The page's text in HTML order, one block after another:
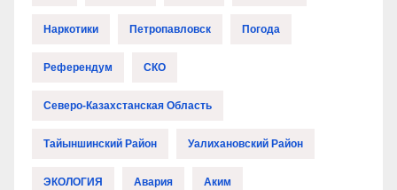
Наркотики Петропавловск Погода
Референдум СКО
Северо-Казахстанская Область
Тайыншинский Район Уалихановский Район
ЭКОЛОГИЯ Авария Аким